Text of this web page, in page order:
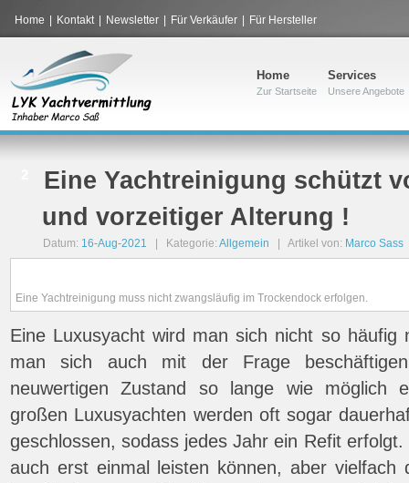
Home Kontakt Newsletter Für Verkäufer Für Hersteller
Home
Zur Startseite
Services
Unsere Angebote
Eine Yachtreinigung schützt
und vorzeitiger Alterung !
Datum: 16-Aug-2021 | Kategorie: Allgemein | Artikel von: Marco Sass
Eine Yachtreinigung muss nicht zwangsläufig im Trockendock erfolgen.
Eine Luxusyacht wird man sich nicht so häufig
man sich auch mit der Frage
neuwertigen Zustand so lange wie möglich
großen Luxusyachten werden oft sogar
geschlossen, sodass jedes Jahr ein Refit
auch erst einmal leisten können, aber vielfach